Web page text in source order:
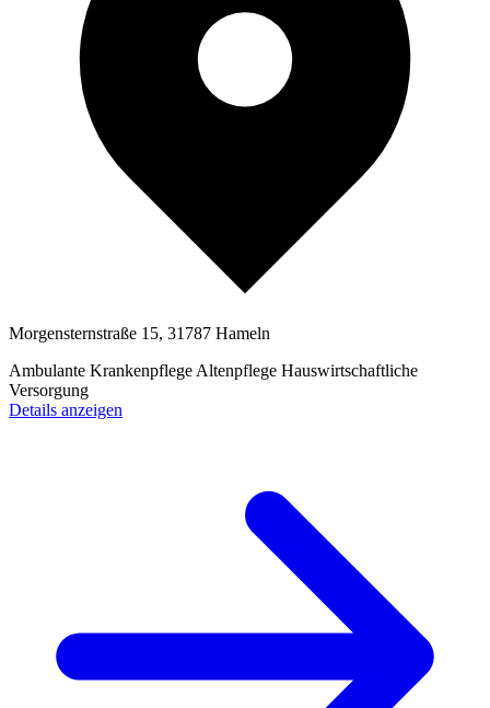
Morgensternstraße 15, 31787 Hameln
Ambulante Krankenpflege Altenpflege Hauswirtschaftliche
Versorgung
Details anzeigen